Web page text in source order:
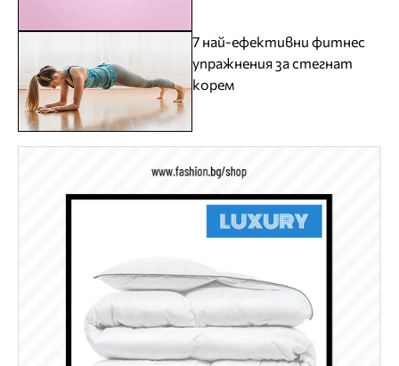
7 най-ефективни фитнес
упражнения за стегнат
корем